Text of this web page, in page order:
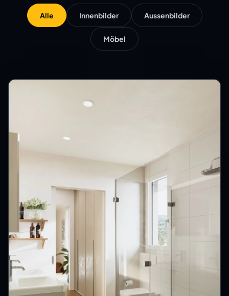
Alle Innenbilder Aussenbilder
Möbel